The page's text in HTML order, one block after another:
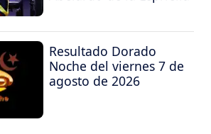
Resultado Dorado
Noche del viernes 7 de
agosto de 2026